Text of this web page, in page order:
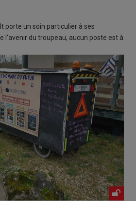
porte un soin particulier à ses
l'avenir du troupeau, aucun poste est à